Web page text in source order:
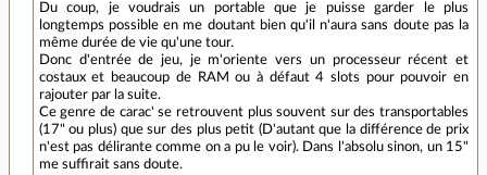
Du coup, je voudrais un portable que je puisse garder le plus
longtemps possible en me doutant bien qu'il n'aura sans doute pas la
même durée de vie qu'une tour.
Donc d'entrée de jeu, je m'oriente vers un processeur récent et
costaux et beaucoup de RAM ou à défaut 4 slots pour pouvoir en
rajouter par la suite.
Ce genre de carac' se retrouvent plus souvent sur des transportables
(17" ou plus) que sur des plus petit (D'autant que la différence de prix
n'est pas délirante comme on a pu le voir). Dans l'absolu sinon, un 15"
me suffirait sans doute.